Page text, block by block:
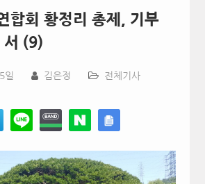
합회 황정리 총제, 기부
서 (9)
일 김은정 전체기사